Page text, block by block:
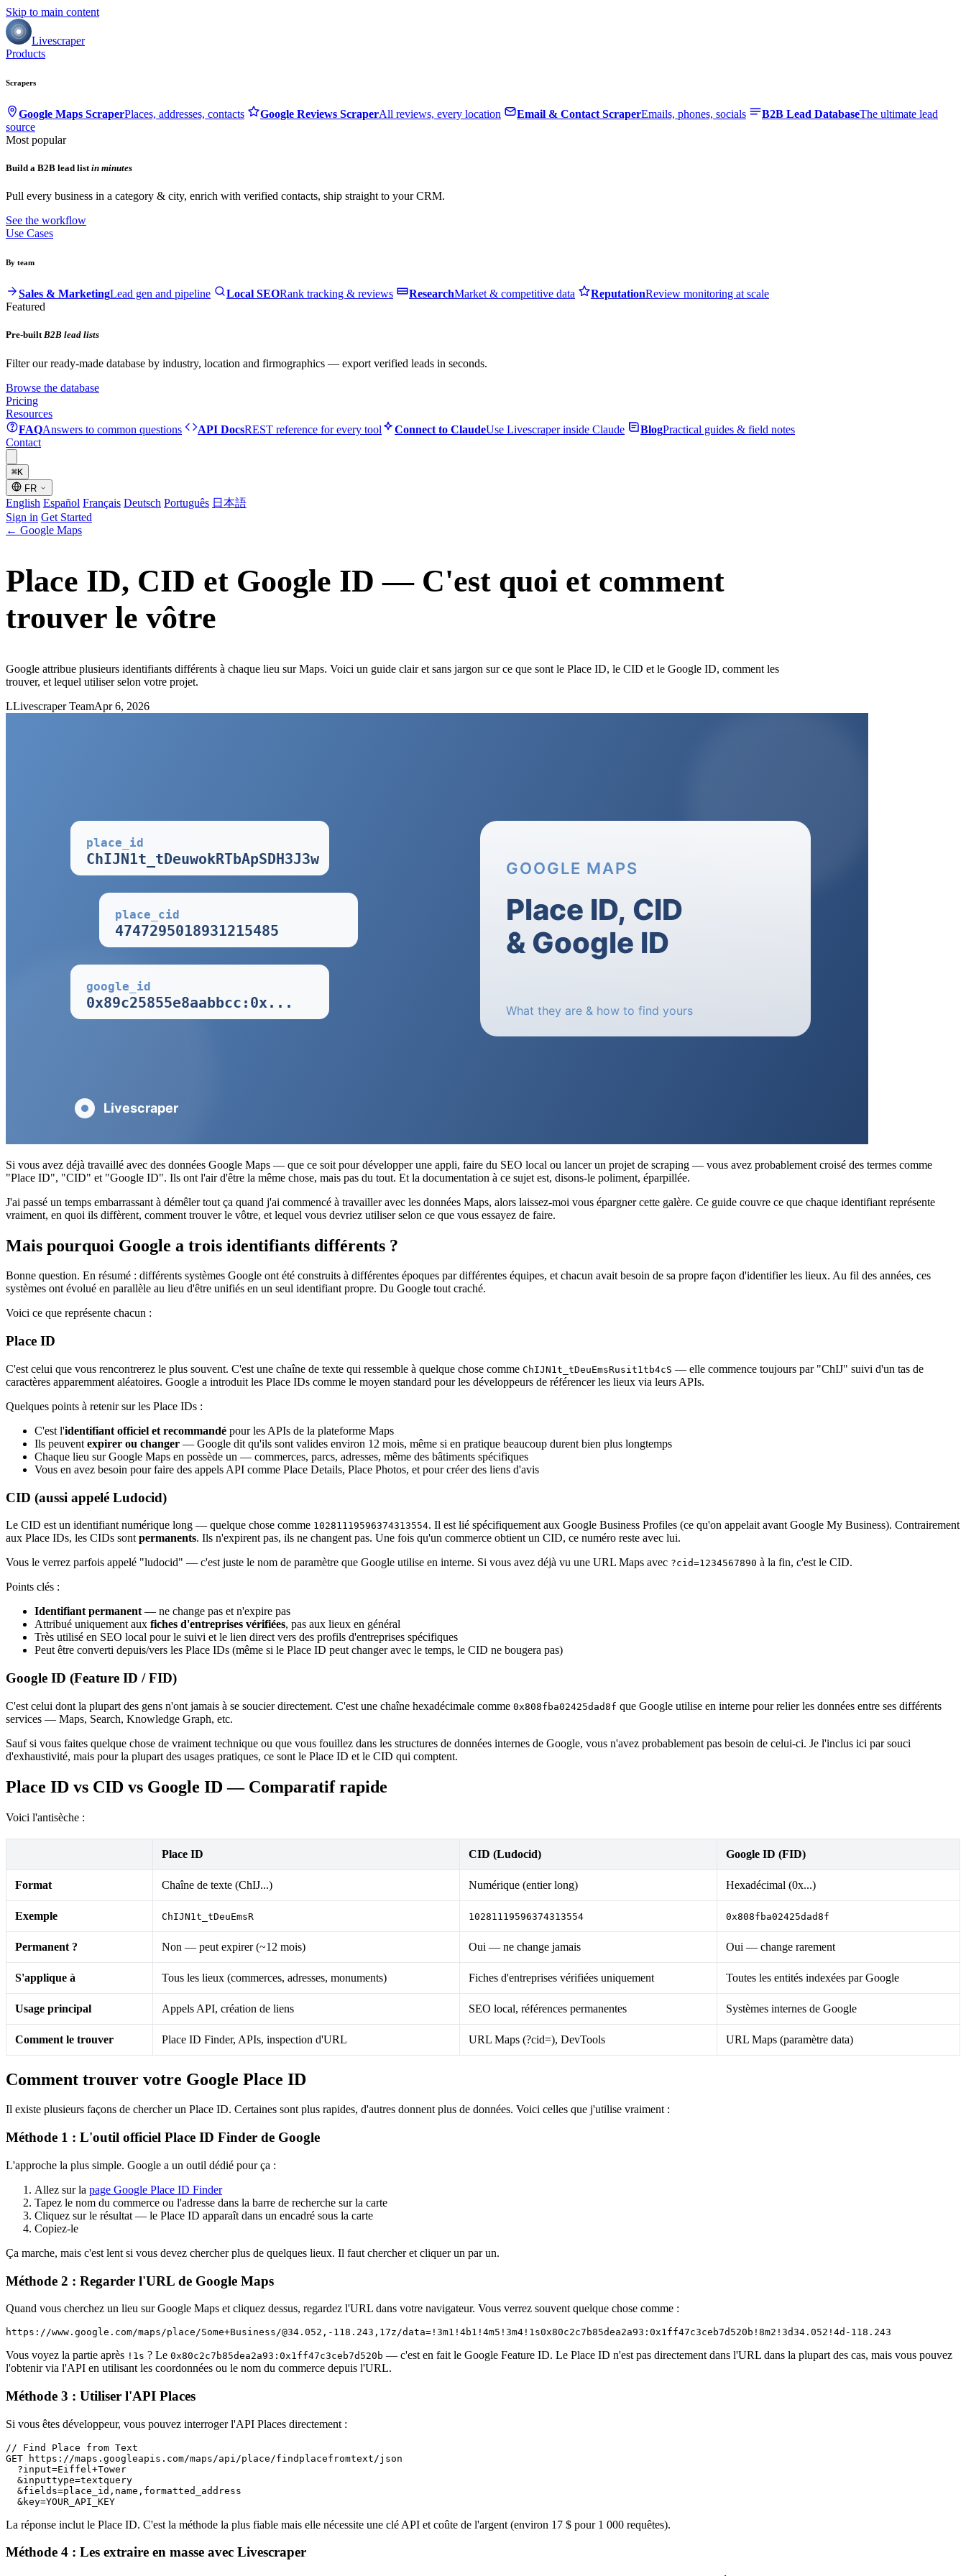
Skip to main content
Livescraper
Products
Scrapers
Google Maps ScraperPlaces, addresses, contacts Google Reviews ScraperAll reviews, every location Email & Contact ScraperEmails, phones, socials B2B Lead DatabaseThe ultimate lead
source
Most popular
Build a B2B lead listin minutes
Pull every business in a category & city, enrich with verified contacts, ship straight to your CRM.
See the workflow
Use Cases
By team
Sales & MarketingLead gen and pipeline Local SEORank tracking & reviews ResearchMarket & competitive data ReputationReview monitoring at scale
Featured
Pre-builtB2B lead lists
Filter our ready-made database by industry, location and firmographics — export verified leads in seconds.
Browse the database
Pricing
Resources
FAQAnswers to common questions API DocsREST reference for every tool Connect to ClaudeUse Livescraper inside Claude BlogPractical guides & field notes
Contact
⌘K
FR
English Español Français Deutsch Português 日本語
Sign in Get Started
← Google Maps
Place ID, CID et Google ID — C'est quoi et comment
trouver le vôtre
Google attribue plusieurs identifiants différents à chaque lieu sur Maps. Voici un guide clair et sans jargon sur ce que sont le Place ID, le CID et le Google ID, comment les
trouver, et lequel utiliser selon votre projet.
LLivescraper TeamApr 6, 2026
Si vous avez déjà travaillé avec des données Google Maps — que ce soit pour développer une appli, faire du SEO local ou lancer un projet de scraping — vous avez probablement croisé des termes comme
"Place ID", "CID" et "Google ID". Ils ont l'air d'être la même chose, mais pas du tout. Et la documentation à ce sujet est, disons-le poliment, éparpillée.
J'ai passé un temps embarrassant à démêler tout ça quand j'ai commencé à travailler avec les données Maps, alors laissez-moi vous épargner cette galère. Ce guide couvre ce que chaque identifiant représente
vraiment, en quoi ils diffèrent, comment trouver le vôtre, et lequel vous devriez utiliser selon ce que vous essayez de faire.
Mais pourquoi Google a trois identifiants différents ?
Bonne question. En résumé : différents systèmes Google ont été construits à différentes époques par différentes équipes, et chacun avait besoin de sa propre façon d'identifier les lieux. Au fil des années, ces
systèmes ont évolué en parallèle au lieu d'être unifiés en un seul identifiant propre. Du Google tout craché.
Voici ce que représente chacun :
Place ID
C'est celui que vous rencontrerez le plus souvent. C'est une chaîne de texte qui ressemble à quelque chose comme ChIJN1t_tDeuEmsRusit1tb4cS — elle commence toujours par "ChIJ" suivi d'un tas de
caractères apparemment aléatoires. Google a introduit les Place IDs comme le moyen standard pour les développeurs de référencer les lieux via leurs APIs.
Quelques points à retenir sur les Place IDs :
C'est l'identifiant officiel et recommandé pour les APIs de la plateforme Maps
Ils peuvent expirer ou changer — Google dit qu'ils sont valides environ 12 mois, même si en pratique beaucoup durent bien plus longtemps
Chaque lieu sur Google Maps en possède un — commerces, parcs, adresses, même des bâtiments spécifiques
Vous en avez besoin pour faire des appels API comme Place Details, Place Photos, et pour créer des liens d'avis
CID (aussi appelé Ludocid)
Le CID est un identifiant numérique long — quelque chose comme 10281119596374313554. Il est lié spécifiquement aux Google Business Profiles (ce qu'on appelait avant Google My Business). Contrairement
aux Place IDs, les CIDs sont permanents. Ils n'expirent pas, ils ne changent pas. Une fois qu'un commerce obtient un CID, ce numéro reste avec lui.
Vous le verrez parfois appelé "ludocid" — c'est juste le nom de paramètre que Google utilise en interne. Si vous avez déjà vu une URL Maps avec ?cid=1234567890 à la fin, c'est le CID.
Points clés :
Identifiant permanent — ne change pas et n'expire pas
Attribué uniquement aux fiches d'entreprises vérifiées, pas aux lieux en général
Très utilisé en SEO local pour le suivi et le lien direct vers des profils d'entreprises spécifiques
Peut être converti depuis/vers les Place IDs (même si le Place ID peut changer avec le temps, le CID ne bougera pas)
Google ID (Feature ID / FID)
C'est celui dont la plupart des gens n'ont jamais à se soucier directement. C'est une chaîne hexadécimale comme 0x808fba02425dad8f que Google utilise en interne pour relier les données entre ses différents
services — Maps, Search, Knowledge Graph, etc.
Sauf si vous faites quelque chose de vraiment technique ou que vous fouillez dans les structures de données internes de Google, vous n'avez probablement pas besoin de celui-ci. Je l'inclus ici par souci
d'exhaustivité, mais pour la plupart des usages pratiques, ce sont le Place ID et le CID qui comptent.
Place ID vs CID vs Google ID — Comparatif rapide
Voici l'antisèche :
Place ID CID (Ludocid) Google ID (FID)
Format Chaîne de texte (ChIJ...) Numérique (entier long) Hexadécimal (0x...)
Exemple ChIJN1t_tDeuEmsR 10281119596374313554 0x808fba02425dad8f
Permanent ? Non — peut expirer (~12 mois) Oui — ne change jamais Oui — change rarement
S'applique à Tous les lieux (commerces, adresses, monuments) Fiches d'entreprises vérifiées uniquement Toutes les entités indexées par Google
Usage principal Appels API, création de liens SEO local, références permanentes Systèmes internes de Google
Comment le trouver Place ID Finder, APIs, inspection d'URL URL Maps (?cid=), DevTools URL Maps (paramètre data)
Comment trouver votre Google Place ID
Il existe plusieurs façons de chercher un Place ID. Certaines sont plus rapides, d'autres donnent plus de données. Voici celles que j'utilise vraiment :
Méthode 1 : L'outil officiel Place ID Finder de Google
L'approche la plus simple. Google a un outil dédié pour ça :
Allez sur la page Google Place ID Finder
Tapez le nom du commerce ou l'adresse dans la barre de recherche sur la carte
Cliquez sur le résultat — le Place ID apparaît dans un encadré sous la carte
Copiez-le
Ça marche, mais c'est lent si vous devez chercher plus de quelques lieux. Il faut chercher et cliquer un par un.
Méthode 2 : Regarder l'URL de Google Maps
Quand vous cherchez un lieu sur Google Maps et cliquez dessus, regardez l'URL dans votre navigateur. Vous verrez souvent quelque chose comme :
https://www.google.com/maps/place/Some+Business/@34.052,-118.243,17z/data=!3m1!4b1!4m5!3m4!1s0x80c2c7b85dea2a93:0x1ff47c3ceb7d520b!8m2!3d34.052!4d-118.243
Vous voyez la partie après !1s ? Le 0x80c2c7b85dea2a93:0x1ff47c3ceb7d520b — c'est en fait le Google Feature ID. Le Place ID n'est pas directement dans l'URL dans la plupart des cas, mais vous pouvez
l'obtenir via l'API en utilisant les coordonnées ou le nom du commerce depuis l'URL.
Méthode 3 : Utiliser l'API Places
Si vous êtes développeur, vous pouvez interroger l'API Places directement :
// Find Place from Text
GET https://maps.googleapis.com/maps/api/place/findplacefromtext/json
  ?input=Eiffel+Tower
  &inputtype=textquery
  &fields=place_id,name,formatted_address
  &key=YOUR_API_KEY
La réponse inclut le Place ID. C'est la méthode la plus fiable mais elle nécessite une clé API et coûte de l'argent (environ 17 $ pour 1 000 requêtes).
Méthode 4 : Les extraire en masse avec Livescraper